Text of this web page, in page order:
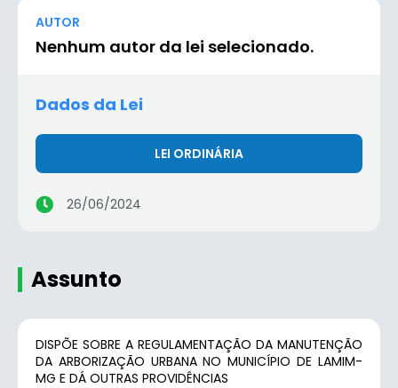
AUTOR
Nenhum autor da lei selecionado.
Dados da Lei
LEI ORDINÁRIA
26/06/2024
Assunto
DISPÕE SOBRE A REGULAMENTAÇÃO DA MANUTENÇÃO
DA ARBORIZAÇÃO URBANA NO MUNICÍPIO DE LAMIM-
MG E DÁ OUTRAS PROVIDÊNCIAS